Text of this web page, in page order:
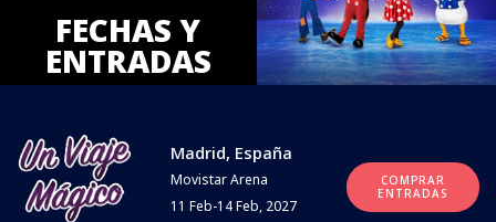
FECHAS Y
ENTRADAS
Madrid, España
Movistar Arena
11 Feb-14 Feb, 2027
COMPRAR
ENTRADAS